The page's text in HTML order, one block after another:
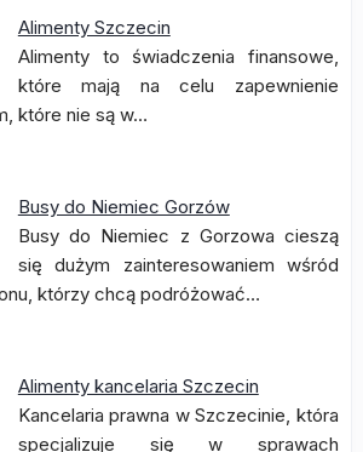
Alimenty Szczecin
Alimenty to świadczenia finansowe,
które mają na celu zapewnienie
które nie są w…
Busy do Niemiec Gorzów
Busy do Niemiec z Gorzowa cieszą
się dużym zainteresowaniem wśród
którzy chcą podróżować…
Alimenty kancelaria Szczecin
Kancelaria prawna w Szczecinie, która
specjalizuje się w sprawach